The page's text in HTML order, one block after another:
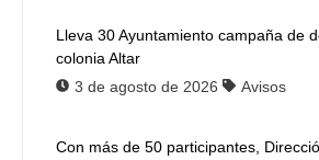
Lleva 30 Ayuntamiento campaña de
colonia Altar
3 de agosto de 2026
Avisos
Con más de 50 participantes,